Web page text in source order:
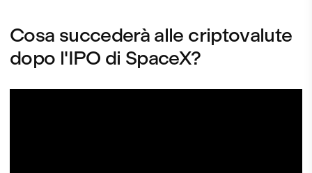
Cosa succederà alle criptovalute
dopo l'IPO di SpaceX?